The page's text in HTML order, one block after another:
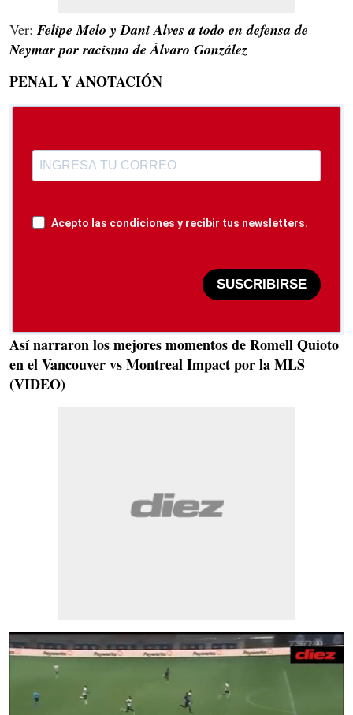
Ver: Felipe Melo y Dani Alves a todo en defensa de
Neymar por racismo de Álvaro González
PENAL Y ANOTACIÓN
Acepto las condiciones y recibir tus newsletters.
SUSCRIBIRSE
Así narraron los mejores momentos de Romell Quioto
en el Vancouver vs Montreal Impact por la MLS
(VIDEO)